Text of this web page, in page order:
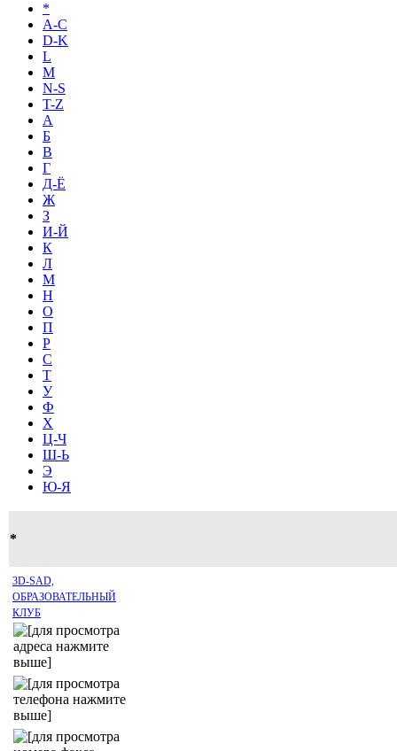
*
A-C
D-K
L
M
N-S
T-Z
А
Б
В
Г
Д-Ё
Ж
З
И-Й
К
Л
М
Н
О
П
Р
С
Т
У
Ф
Х
Ц-Ч
Ш-Ь
Э
Ю-Я
*
3D-SAD,
ОБРАЗОВАТЕЛЬНЫЙ
КЛУБ